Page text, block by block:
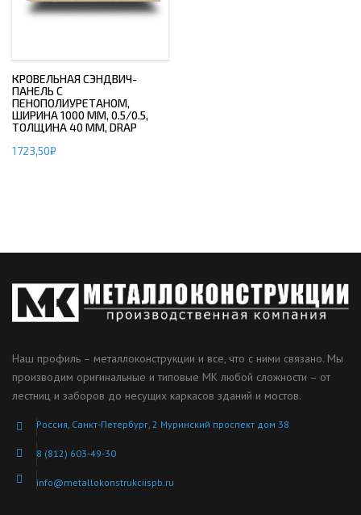
КРОВЕЛЬНАЯ СЭНДВИЧ-
ПАНЕЛЬ С
ПЕНОПОЛИУРЕТАНОМ,
ШИРИНА 1000 ММ, 0.5/0.5,
ТОЛЩИНА 40 ММ, DRAP
1723,50₽
Наш профиль – металлоконструкции и все, что с ними связано. Мы
производим оригинальные и типовые МК любой сложности – от
лестниц и заборов до несущих каркасов зданий и мостов.
Россия, Санкт-Петербург, 2 Муринский проспект дом 38
8 (812) 603-49-30
info@metallokonstrukciispb.ru